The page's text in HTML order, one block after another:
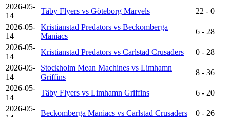
2026-05-
14
Täby Flyers vs Göteborg Marvels
22 - 0
2026-05-
14
Kristianstad Predators vs Beckomberga
Maniacs
6 - 28
2026-05-
14
Kristianstad Predators vs Carlstad Crusaders
0 - 28
2026-05-
14
Stockholm Mean Machines vs Limhamn
Griffins
8 - 36
2026-05-
14
Täby Flyers vs Limhamn Griffins
6 - 20
2026-05-
Beckomberga Maniacs vs Carlstad Crusaders
0 - 26